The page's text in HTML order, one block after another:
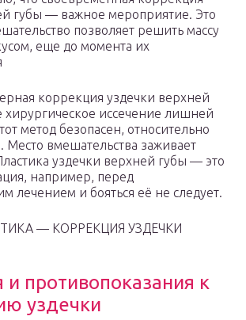
губы — важное мероприятие. Это
позволяет решить массу
еще до момента их
коррекция уздечки верхней
хирургическое иссечение лишней
метод безопасен, относительно
Место вмешательства заживает
уздечки верхней губы — это
например, перед
лечением и бояться её не следует.
— КОРРЕКЦИЯ УЗДЕЧКИ
и противопоказания к
уздечки